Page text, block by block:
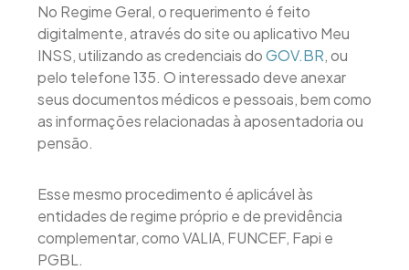
No Regime Geral, o requerimento é feito
digitalmente, através do site ou aplicativo Meu
INSS, utilizando as credenciais doGOV.BR, ou
pelo telefone 135. O interessado deve anexar
seus documentos médicos e pessoais, bem como
as informações relacionadas à aposentadoria ou
pensão.
Esse mesmo procedimento é aplicável às
entidades de regime próprio e de previdência
complementar, como VALIA, FUNCEF, Fapi e
PGBL.